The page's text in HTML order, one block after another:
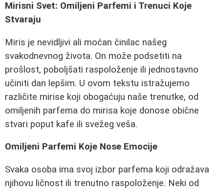
Mirisni Svet: Omiljeni Parfemi i Trenuci Koje
Stvaraju
Miris je nevidljivi ali moćan činilac našeg
svakodnevnog života. On može podsetiti na
prošlost, poboljšati raspoloženje ili jednostavno
učiniti dan lepšim. U ovom tekstu istražujemo
različite mirise koji obogaćuju naše trenutke, od
omiljenih parfema do mirisa koje donose obične
stvari poput kafe ili svežeg veša.
Omiljeni Parfemi Koje Nose Emocije
Svaka osoba ima svoj izbor parfema koji odražava
njihovu ličnost ili trenutno raspoloženje. Neki od